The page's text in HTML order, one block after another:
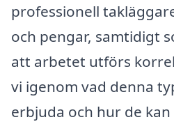
professionell
och pengar, samtidigt
att arbetet utförs
vi igenom vad denna
erbjuda och hur de